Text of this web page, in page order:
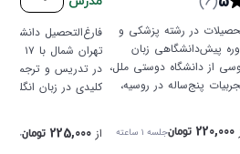
در رشته پزشکی و
پیش‌دانشگاهی زبان
از دانشگاه دوستی ملل،
پنج‌ساله در روسیه،
تخصصی پزشکی، آموزش به
با منابع معتبر و
220,000 تومانجلسه ۱ ساعته
فارغ‌التحصیل دانشگاه
در تدریس و ترجمه،
کلیدی در زبان
گروه‌های سنی.
از225,000 تومان